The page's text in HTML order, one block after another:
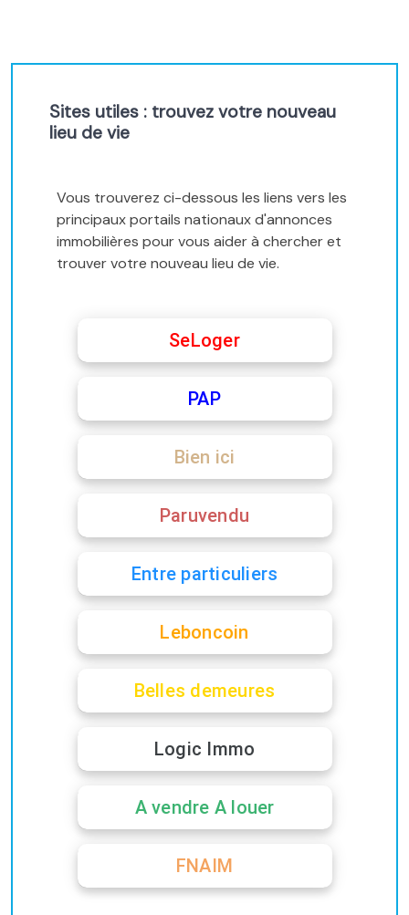
Sites utiles : trouvez votre nouveau
lieu de vie
Vous trouverez ci-dessous les liens vers les
principaux portails nationaux d'annonces
immobilières pour vous aider à chercher et
trouver votre nouveau lieu de vie.
SeLoger
PAP
Bien ici
Paruvendu
Entre particuliers
Leboncoin
Belles demeures
Logic Immo
A vendre A louer
FNAIM